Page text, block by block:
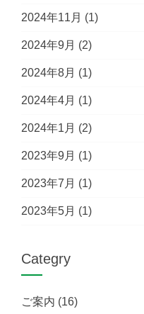
2024年11月 (1)
2024年9月 (2)
2024年8月 (1)
2024年4月 (1)
2024年1月 (2)
2023年9月 (1)
2023年7月 (1)
2023年5月 (1)
Categry
ご案内 (16)